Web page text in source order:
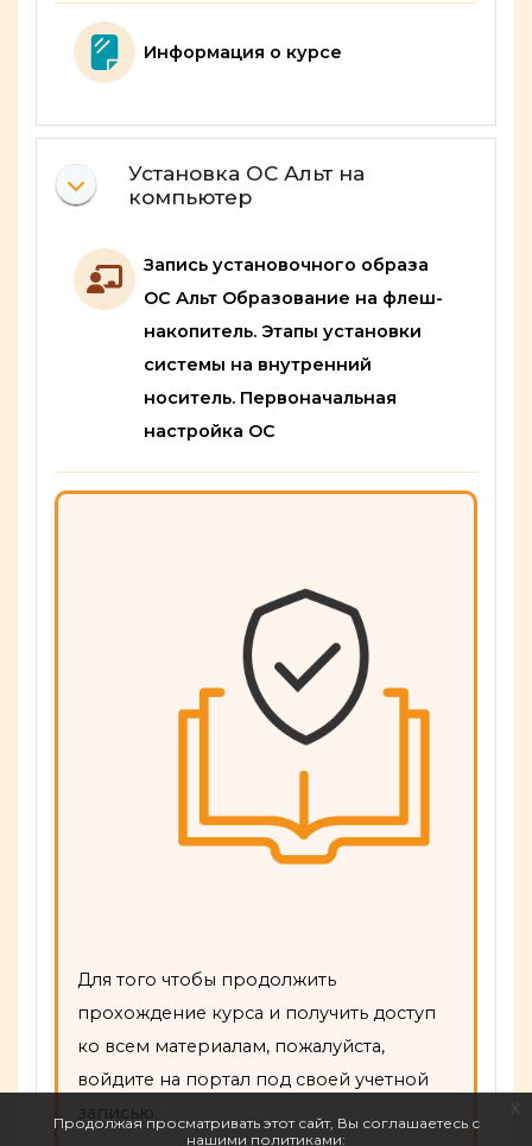
Продолжая просматривать этот сайт, Вы соглашаетесь с
нашими политиками:
x
Информация о курсе
Свернуть
Установка ОС Альт на
компьютер
Запись установочного образа
ОС Альт Образование на флеш-
накопитель. Этапы установки
системы на внутренний
носитель. Первоначальная
настройка ОСЛекция
Для того чтобы продолжить
прохождение курса и получить доступ
ко всем материалам, пожалуйста,
войдите на портал под своей учетной
записью.